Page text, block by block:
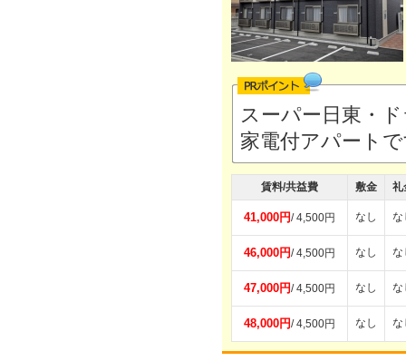
スーパー日東・
家電付アパート
賃料/共益費 敷金 礼
41,000円/ 4,500円 なし な
46,000円/ 4,500円 なし な
47,000円/ 4,500円 なし な
48,000円/ 4,500円 なし な